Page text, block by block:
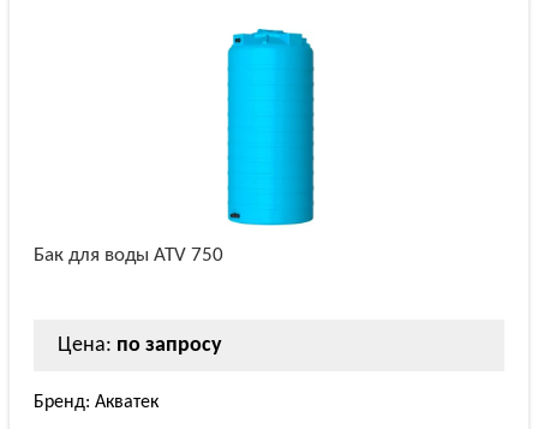
Бак для воды ATV 750
Цена: по запросу
Бренд: Акватек